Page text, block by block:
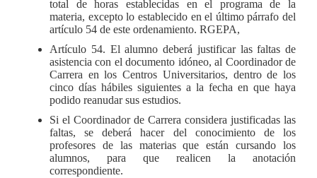
total de horas establecidas en el programa de la
materia, excepto lo establecido en el último párrafo del
artículo 54 de este ordenamiento. RGEPA,
Artículo 54. El alumno deberá justificar las faltas de
asistencia con el documento idóneo, al Coordinador de
Carrera en los Centros Universitarios, dentro de los
cinco días hábiles siguientes a la fecha en que haya
podido reanudar sus estudios.
Si el Coordinador de Carrera considera justificadas las
faltas, se deberá hacer del conocimiento de los
profesores de las materias que están cursando los
alumnos, para que realicen la anotación
correspondiente.